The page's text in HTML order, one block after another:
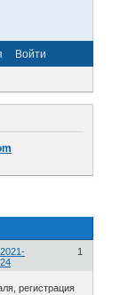
Войти
1
2021-
регистрация